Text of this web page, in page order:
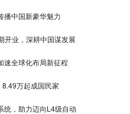
播中国新豪华魅力
开业，深耕中国谋发展
速全球化布局新征程
万起成国民家
统，助力迈向L4级自动